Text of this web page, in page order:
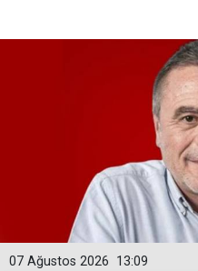
13:09
07 Ağustos 2026